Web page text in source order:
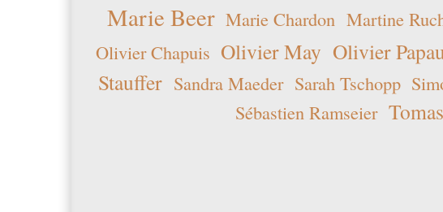
Marie Beer Marie Chardon Martine
Olivier Chapuis Olivier May Olivier
Stauffer Sandra Maeder Sarah Tschopp
Sébastien Ramseier